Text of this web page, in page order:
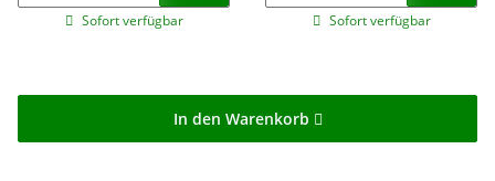
Sofort verfügbar Sofort verfügbar
In den Warenkorb